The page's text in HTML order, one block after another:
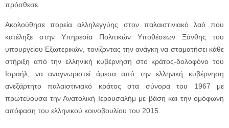
πρόσθεσε.
Ακολούθησε πορεία αλληλεγγύης στον παλαιστινιακό λαό που
κατέληξε στην Υπηρεσία Πολιτικών Υποθέσεων Ξάνθης του
υπουργείου Εξωτερικών, τονίζοντας την ανάγκη να σταματήσει κάθε
στήριξη από την ελληνική κυβέρνηση στο κράτος-δολοφόνο του
Ισραήλ, να αναγνωριστεί άμεσα από την ελληνική κυβέρνηση
ανεξάρτητο παλαιστινιακό κράτος στα σύνορα του 1967 με
πρωτεύουσα την Ανατολική Ιερουσαλήμ με βάση και την ομόφωνη
απόφαση του ελληνικού κοινοβουλίου του 2015.